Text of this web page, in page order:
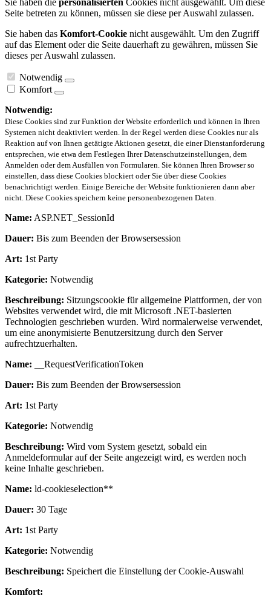
Sie haben die personalisierten Cookies nicht ausgewählt. Um diese
Seite betreten zu können, müssen sie diese per Auswahl zulassen.
Sie haben das Komfort-Cookie nicht ausgewählt. Um den Zugriff
auf das Element oder die Seite dauerhaft zu gewähren, müssen Sie
dieses per Auswahl zulassen.
Notwendig
Komfort
Notwendig:
Diese Cookies sind zur Funktion der Website erforderlich und können in Ihren
Systemen nicht deaktiviert werden. In der Regel werden diese Cookies nur als
Reaktion auf von Ihnen getätigte Aktionen gesetzt, die einer Dienstanforderung
entsprechen, wie etwa dem Festlegen Ihrer Datenschutzeinstellungen, dem
Anmelden oder dem Ausfüllen von Formularen. Sie können Ihren Browser so
einstellen, dass diese Cookies blockiert oder Sie über diese Cookies
benachrichtigt werden. Einige Bereiche der Website funktionieren dann aber
nicht. Diese Cookies speichern keine personenbezogenen Daten.
Name: ASP.NET_SessionId
Dauer: Bis zum Beenden der Browsersession
Art: 1st Party
Kategorie: Notwendig
Beschreibung: Sitzungscookie für allgemeine Plattformen, der von
Websites verwendet wird, die mit Microsoft .NET-basierten
Technologien geschrieben wurden. Wird normalerweise verwendet,
um eine anonymisierte Benutzersitzung durch den Server
aufrechtzuerhalten.
Name: __RequestVerificationToken
Dauer: Bis zum Beenden der Browsersession
Art: 1st Party
Kategorie: Notwendig
Beschreibung: Wird vom System gesetzt, sobald ein
Anmeldeformular auf der Seite angezeigt wird, es werden noch
keine Inhalte geschrieben.
Name: ld-cookieselection**
Dauer: 30 Tage
Art: 1st Party
Kategorie: Notwendig
Beschreibung: Speichert die Einstellung der Cookie-Auswahl
Komfort: